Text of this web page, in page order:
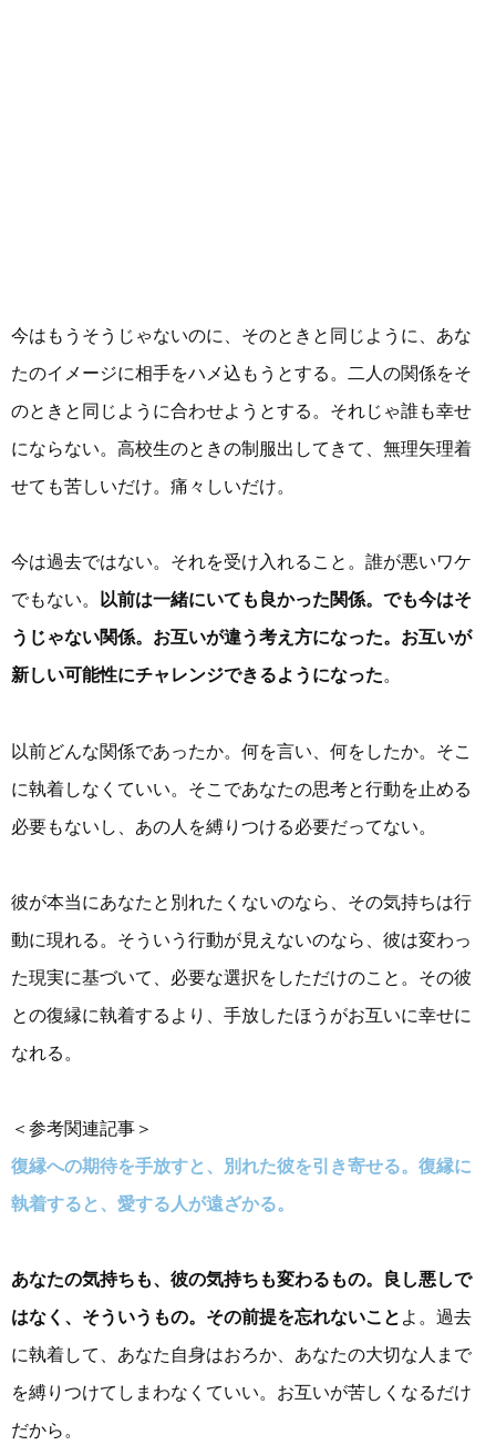
今はもうそうじゃないのに、そのときと同じように、あな
たのイメージに相手をハメ込もうとする。二人の関係をそ
のときと同じように合わせようとする。それじゃ誰も幸せ
にならない。高校生のときの制服出してきて、無理矢理着
せても苦しいだけ。痛々しいだけ。
今は過去ではない。それを受け入れること。誰が悪いワケ
でもない。 以前は一緒にいても良かった関係。でも今はそ
うじゃない関係。お互いが違う考え方になった。お互いが
新しい可能性にチャレンジできるようになった。
以前どんな関係であったか。何を言い、何をしたか。そこ
に執着しなくていい。そこであなたの思考と行動を止める
必要もないし、あの人を縛りつける必要だってない。
彼が本当にあなたと別れたくないのなら、その気持ちは行
動に現れる。そういう行動が見えないのなら、彼は変わっ
た現実に基づいて、必要な選択をしただけのこと。その彼
との復縁に執着するより、手放したほうがお互いに幸せに
なれる。
＜参考関連記事＞
復縁への期待を手放すと、別れた彼を引き寄せる。復縁に
執着すると、愛する人が遠ざかる。
あなたの気持ちも、彼の気持ちも変わるもの。良し悪しで
はなく、そういうもの。その前提を忘れないこと よ。過去
に執着して、あなた自身はおろか、あなたの大切な人まで
を縛りつけてしまわなくていい。お互いが苦しくなるだけ
だから。